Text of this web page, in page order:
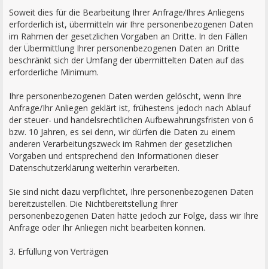
Soweit dies für die Bearbeitung Ihrer Anfrage/Ihres Anliegens
erforderlich ist, übermitteln wir Ihre personenbezogenen Daten
im Rahmen der gesetzlichen Vorgaben an Dritte. In den Fällen
der Übermittlung Ihrer personenbezogenen Daten an Dritte
beschränkt sich der Umfang der übermittelten Daten auf das
erforderliche Minimum.
Ihre personenbezogenen Daten werden gelöscht, wenn Ihre
Anfrage/Ihr Anliegen geklärt ist, frühestens jedoch nach Ablauf
der steuer- und handelsrechtlichen Aufbewahrungsfristen von 6
bzw. 10 Jahren, es sei denn, wir dürfen die Daten zu einem
anderen Verarbeitungszweck im Rahmen der gesetzlichen
Vorgaben und entsprechend den Informationen dieser
Datenschutzerklärung weiterhin verarbeiten.
Sie sind nicht dazu verpflichtet, Ihre personenbezogenen Daten
bereitzustellen. Die Nichtbereitstellung Ihrer
personenbezogenen Daten hätte jedoch zur Folge, dass wir Ihre
Anfrage oder Ihr Anliegen nicht bearbeiten können.
3. Erfüllung von Verträgen